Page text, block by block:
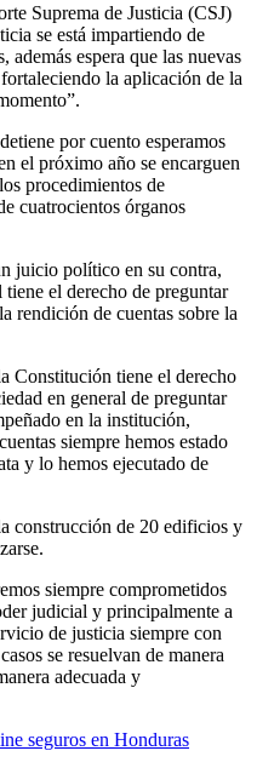
Suprema de Justicia (CSJ)
se está impartiendo de
además espera que las nuevas
la aplicación de la
por cuento esperamos
el próximo año se encarguen
procedimientos de
cuatrocientos órganos
juicio político en su contra,
el derecho de preguntar
rendición de cuentas sobre la
Constitución tiene el derecho
en general de preguntar
en la institución,
siempre hemos estado
y lo hemos ejecutado de
construcción de 20 edificios y
siempre comprometidos
judicial y principalmente a
de justicia siempre con
se resuelvan de manera
adecuada y
seguros en Honduras